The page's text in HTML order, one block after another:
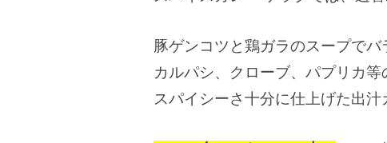
豚ゲンコツと鶏ガラのスープでバ
カルパシ、クローブ、パプリカ等
スパイシーさ十分に仕上げた出汁